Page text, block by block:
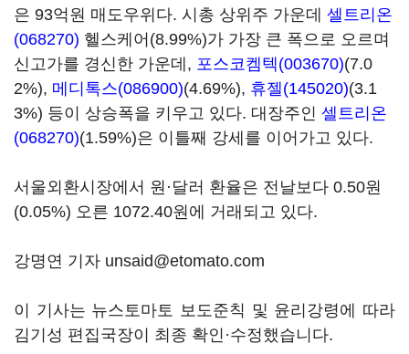
은 93억원 매도우위다. 시총 상위주 가운데 셀트리온
(068270) 헬스케어(8.99%)가 가장 큰 폭으로 오르며
신고가를 경신한 가운데, 포스코켐텍(003670)(7.0
2%), 메디톡스(086900)(4.69%), 휴젤(145020)(3.1
3%) 등이 상승폭을 키우고 있다. 대장주인 셀트리온
(068270)(1.59%)은 이틀째 강세를 이어가고 있다.
서울외환시장에서 원·달러 환율은 전날보다 0.50원
(0.05%) 오른 1072.40원에 거래되고 있다.
강명연 기자 unsaid@etomato.com
이 기사는 뉴스토마토 보도준칙 및 윤리강령에 따라
김기성 편집국장이 최종 확인·수정했습니다.